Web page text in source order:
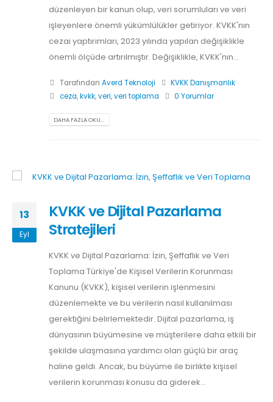
düzenleyen bir kanun olup, veri sorumluları ve veri
işleyenlere önemli yükümlülükler getiriyor. KVKK'nın
cezai yaptırımları, 2023 yılında yapılan değişiklikle
önemli ölçüde artırılmıştır. Değişiklikle, KVKK'nın...
Tarafından Averd Teknoloji
KVKK Danışmanlık
ceza,kvkk,veri,veri toplama 0 Yorumlar
DAHA FAZLA OKU...
13
Eyl
KVKK ve Dijital Pazarlama
Stratejileri
KVKK ve Dijital Pazarlama: İzin, Şeffaflık ve Veri
Toplama Türkiye'de Kişisel Verilerin Korunması
Kanunu (KVKK), kişisel verilerin işlenmesini
düzenlemekte ve bu verilerin nasıl kullanılması
gerektiğini belirlemektedir. Dijital pazarlama, iş
dünyasının büyümesine ve müşterilere daha etkili bir
şekilde ulaşmasına yardımcı olan güçlü bir araç
haline geldi. Ancak, bu büyüme ile birlikte kişisel
verilerin korunması konusu da giderek...